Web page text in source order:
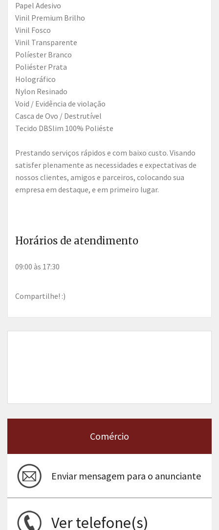
Papel Adesivo
Vinil Premium Brilho
Vinil Fosco
Vinil Transparente
Políester Branco
Poliéster Prata
Holográfico
Nylon Resinado
Void / Evidência de violação
Casca de Ovo / Destrutível
Tecido DBSlim 100% Poliéste
Prestando serviços rápidos e com baixo custo. Visando
satisfer plenamente as necessidades e expectativas de
nossos clientes, amigos e parceiros, colocando sua
empresa em destaque, e em primeiro lugar.
Horários de atendimento
09:00 às 17:30
Compartilhe! :)
Comércio
Enviar mensagem para o anunciante
Ver telefone(s)